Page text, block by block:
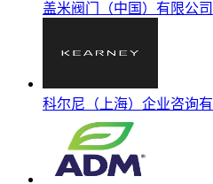
盖米阀门（中国）有限公司
科尔尼（上海）企业咨询